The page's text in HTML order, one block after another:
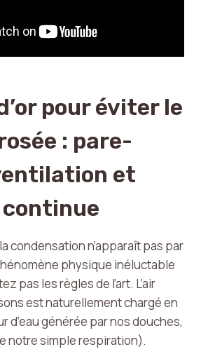
pour éviter le
: pare-
et
condensation n’apparaît pas par
physique inéluctable
pas les règles de l’art. L’air
est naturellement chargé en
d’eau générée par nos douches,
notre simple respiration).